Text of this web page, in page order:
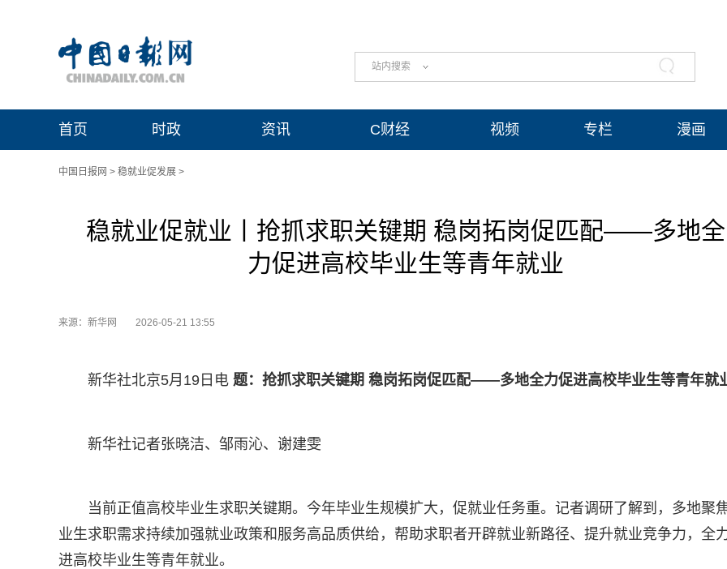
站内搜索
首页 时政 资讯 C财经 视频 专栏 漫画
中国日报网 > 稳就业促发展 >
稳就业促就业丨抢抓求职关键期 稳岗拓岗促匹配——多地全
力促进高校毕业生等青年就业
来源：新华网 2026-05-21 13:55
新华社北京5月19日电 题：抢抓求职关键期 稳岗拓岗促匹配——多地全力促进高校毕业生等青年就
新华社记者张晓洁、邹雨沁、谢建雯
当前正值高校毕业生求职关键期。今年毕业生规模扩大，促就业任务重。记者调研了解到，多地聚
业生求职需求持续加强就业政策和服务高品质供给，帮助求职者开辟就业新路径、提升就业竞争力，全
进高校毕业生等青年就业。